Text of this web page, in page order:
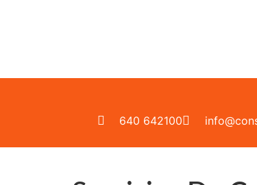
640 642100